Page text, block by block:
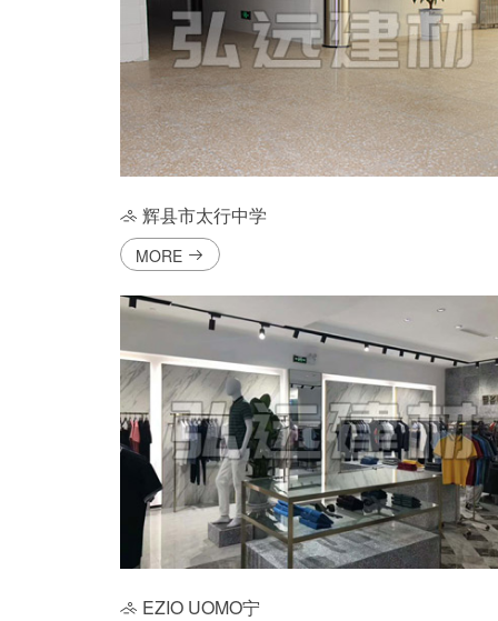
辉县市太行中学
MORE
EZIO UOMO宁